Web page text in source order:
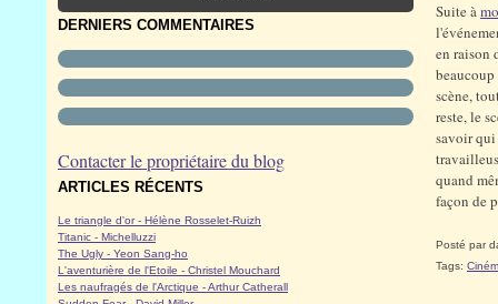
DERNIERS COMMENTAIRES
Contacter le propriétaire du blog
ARTICLES RÉCENTS
Le triangle d'or - Hélène Rosselet-Ruizh
Titanic - Michelluzzi
The Ugly - Yeon Sang-ho
L'aventurière de l'Etoile - Christel Mouchard
Les naufragés de l'Arctique - Arthur Catherall
Suite à
en raison
scène,
reste, le
savoir qui
quand
façon de
Posté par
Tags: